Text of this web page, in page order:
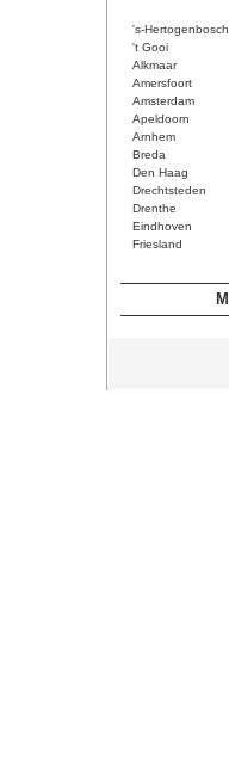
's-Hertogenbosch
't Gooi
Alkmaar
Amersfoort
Amsterdam
Apeldoorn
Arnhem
Breda
Den Haag
Drechtsteden
Drenthe
Eindhoven
Friesland